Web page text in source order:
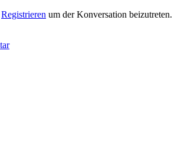
Registrieren um der Konversation beizutreten.